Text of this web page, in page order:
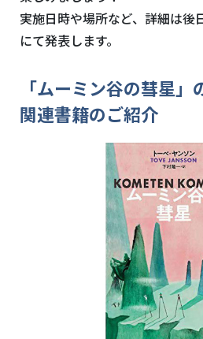
実施日時や場所など、詳細は後
にて発表します。
「ムーミン谷の彗星
関連書籍のご紹介